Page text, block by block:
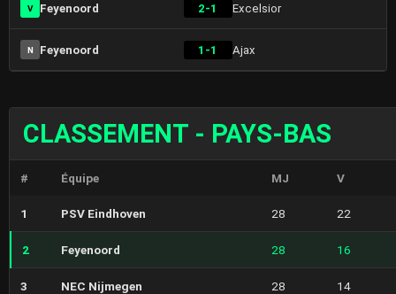
V Feyenoord 2-1 Excelsior
N Feyenoord 1-1 Ajax
CLASSEMENT - PAYS-BAS
# Équipe MJ V
1 PSV Eindhoven 28 22
2 Feyenoord 28 16
3 NEC Nijmegen 28 14